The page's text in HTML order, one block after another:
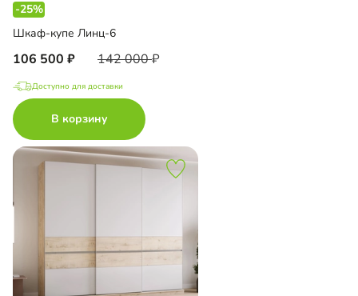
-25%
Шкаф-купе Линц-6
106 500 142 000
Доступно для доставки
В корзину